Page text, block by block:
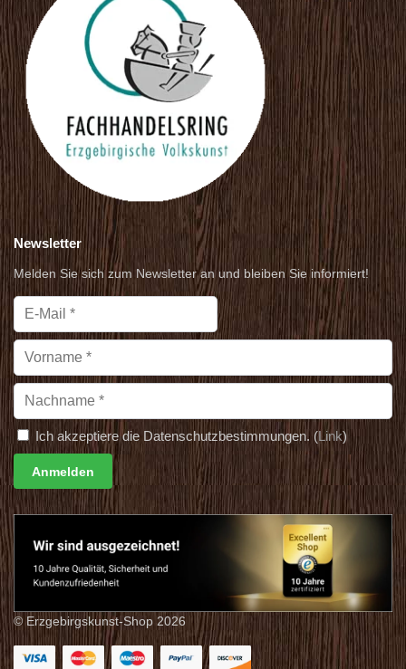
Newsletter
Melden Sie sich zum Newsletter an und bleiben Sie informiert!
Ich akzeptiere die Datenschutzbestimmungen. (Link)
© Erzgebirgskunst-Shop 2026